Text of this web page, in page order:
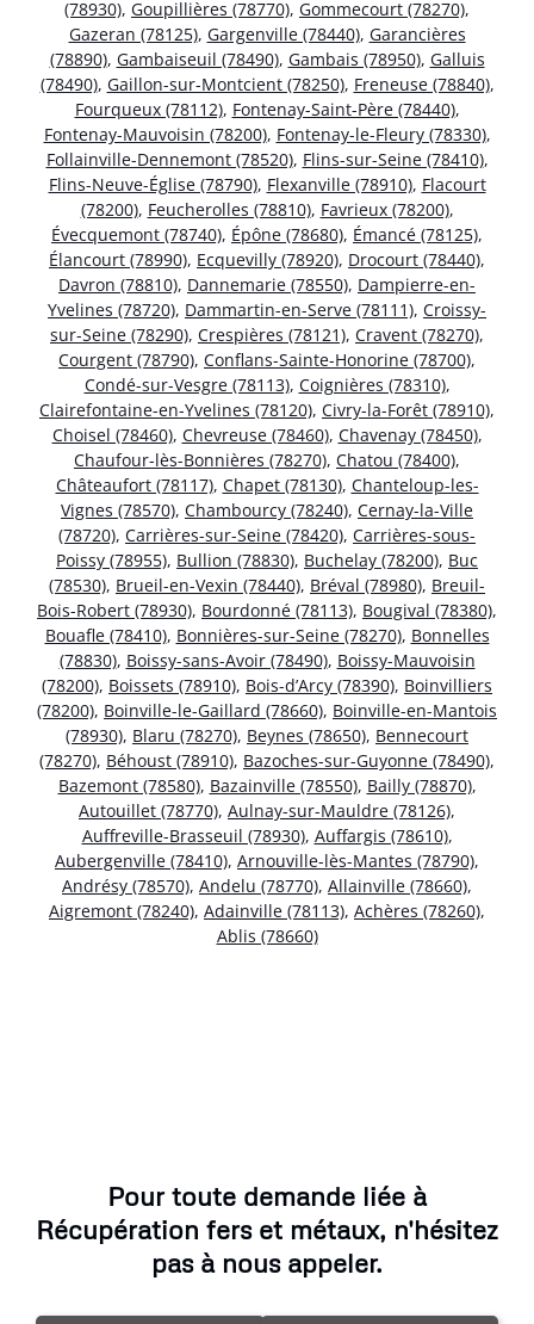
(78930), Goupillières (78770), Gommecourt (78270),
Gazeran (78125), Gargenville (78440), Garancières
(78890), Gambaiseuil (78490), Gambais (78950), Galluis
(78490), Gaillon-sur-Montcient (78250), Freneuse (78840),
Fourqueux (78112), Fontenay-Saint-Père (78440),
Fontenay-Mauvoisin (78200), Fontenay-le-Fleury (78330),
Follainville-Dennemont (78520), Flins-sur-Seine (78410),
Flins-Neuve-Église (78790), Flexanville (78910), Flacourt
(78200), Feucherolles (78810), Favrieux (78200),
Évecquemont (78740), Épône (78680), Émancé (78125),
Élancourt (78990), Ecquevilly (78920), Drocourt (78440),
Davron (78810), Dannemarie (78550), Dampierre-en-
Yvelines (78720), Dammartin-en-Serve (78111), Croissy-
sur-Seine (78290), Crespières (78121), Cravent (78270),
Courgent (78790), Conflans-Sainte-Honorine (78700),
Condé-sur-Vesgre (78113), Coignières (78310),
Clairefontaine-en-Yvelines (78120), Civry-la-Forêt (78910),
Choisel (78460), Chevreuse (78460), Chavenay (78450),
Chaufour-lès-Bonnières (78270), Chatou (78400),
Châteaufort (78117), Chapet (78130), Chanteloup-les-
Vignes (78570), Chambourcy (78240), Cernay-la-Ville
(78720), Carrières-sur-Seine (78420), Carrières-sous-
Poissy (78955), Bullion (78830), Buchelay (78200), Buc
(78530), Brueil-en-Vexin (78440), Bréval (78980), Breuil-
Bois-Robert (78930), Bourdonné (78113), Bougival (78380),
Bouafle (78410), Bonnières-sur-Seine (78270), Bonnelles
(78830), Boissy-sans-Avoir (78490), Boissy-Mauvoisin
(78200), Boissets (78910), Bois-d’Arcy (78390), Boinvilliers
(78200), Boinville-le-Gaillard (78660), Boinville-en-Mantois
(78930), Blaru (78270), Beynes (78650), Bennecourt
(78270), Béhoust (78910), Bazoches-sur-Guyonne (78490),
Bazemont (78580), Bazainville (78550), Bailly (78870),
Autouillet (78770), Aulnay-sur-Mauldre (78126),
Auffreville-Brasseuil (78930), Auffargis (78610),
Aubergenville (78410), Arnouville-lès-Mantes (78790),
Andrésy (78570), Andelu (78770), Allainville (78660),
Aigremont (78240), Adainville (78113), Achères (78260),
Ablis (78660)
Pour toute demande liée à
Récupération fers et métaux, n'hésitez
pas à nous appeler.